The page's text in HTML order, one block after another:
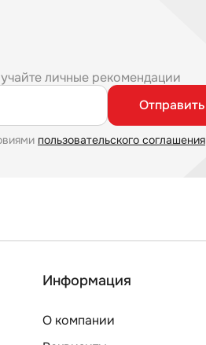
личные рекомендации
Отправить
пользовательского соглашения
Информация
О компании